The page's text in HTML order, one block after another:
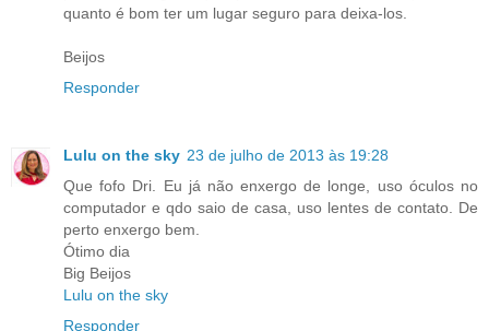
quanto é bom ter um lugar seguro para deixa-los.
Beijos
Responder
Lulu on the sky 23 de julho de 2013 às 19:28
Que fofo Dri. Eu já não enxergo de longe, uso óculos no
computador e qdo saio de casa, uso lentes de contato. De
perto enxergo bem.
Ótimo dia
Big Beijos
Lulu on the sky
Responder